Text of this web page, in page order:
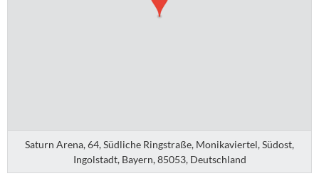
Saturn Arena, 64, Südliche Ringstraße, Monikaviertel, Südost,
Ingolstadt, Bayern, 85053, Deutschland